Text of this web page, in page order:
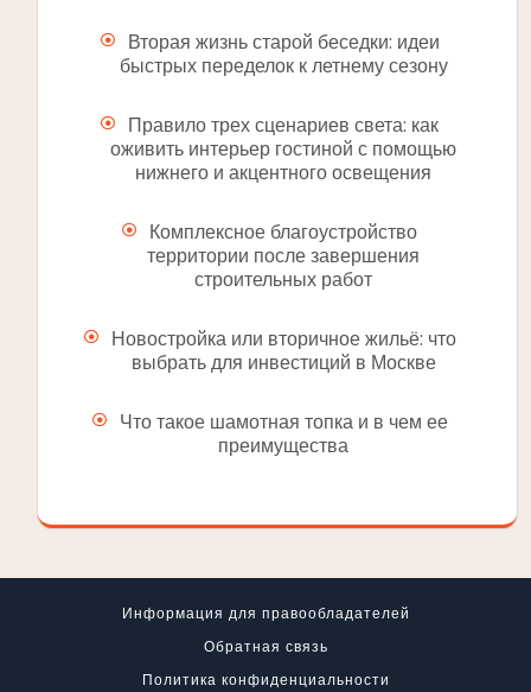
Вторая жизнь старой беседки: идеи
быстрых переделок к летнему сезону
Правило трех сценариев света: как
оживить интерьер гостиной с помощью
нижнего и акцентного освещения
Комплексное благоустройство
территории после завершения
строительных работ
Новостройка или вторичное жильё: что
выбрать для инвестиций в Москве
Что такое шамотная топка и в чем ее
преимущества
Информация для правообладателей
Обратная связь
Политика конфиденциальности